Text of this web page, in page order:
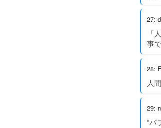
27:
「
事
28:
人
29:
“パ